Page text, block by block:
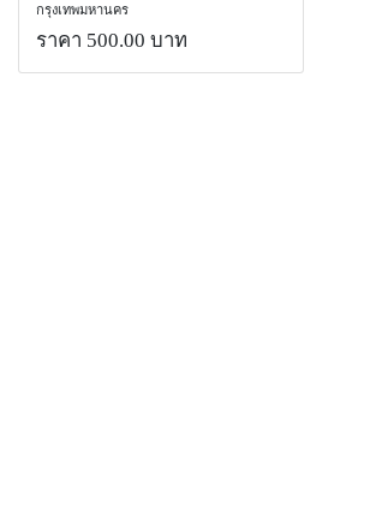
กรุงเทพมหานคร
ราคา 500.00 บาท